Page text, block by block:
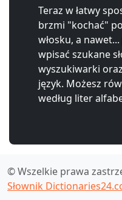
Teraz w łatwy
brzmi "kochać"
włosku, a
wpisać szukane
wyszukiwarki
język. Możesz
według liter
© Wszelkie prawa
Słownik